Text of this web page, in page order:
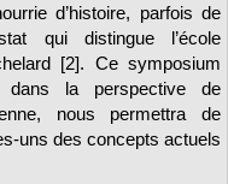
d’histoire, parfois de
qui distingue l’école
[2]. Ce symposium
dans la perspective de
nous permettra de
uns des concepts actuels